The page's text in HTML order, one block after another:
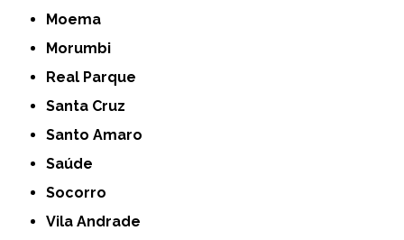
Moema
Morumbi
Real Parque
Santa Cruz
Santo Amaro
Saúde
Socorro
Vila Andrade